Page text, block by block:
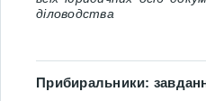
діловодства
Прибиральники: